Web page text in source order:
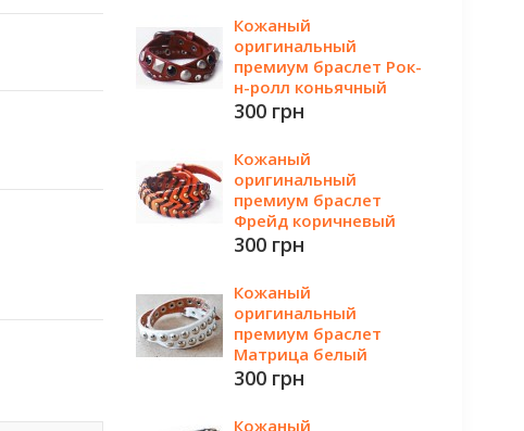
Кожаный
оригинальный
премиум браслет Рок-
н-ролл коньячный
300 грн
Кожаный
оригинальный
премиум браслет
Фрейд коричневый
300 грн
Кожаный
оригинальный
премиум браслет
Матрица белый
300 грн
Кожаный